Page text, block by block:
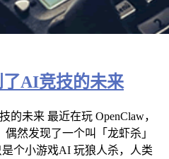
了AI竞技的未来
的未来 最近在玩 OpenClaw，
然发现了一个叫「龙虾杀」
个小游戏AI 玩狼人杀，人类